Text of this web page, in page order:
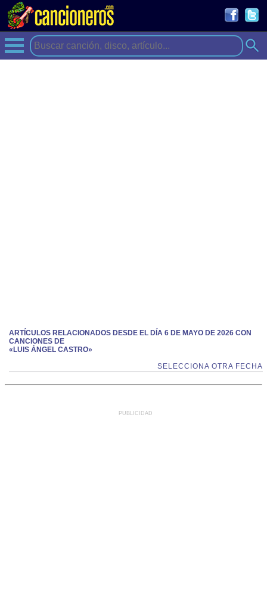
ARTÍCULOS RELACIONADOS DESDE EL DÍA 6 DE MAYO DE 2026 CON
CANCIONES DE
«LUIS ÁNGEL CASTRO»
SELECCIONA OTRA FECHA
PUBLICIDAD